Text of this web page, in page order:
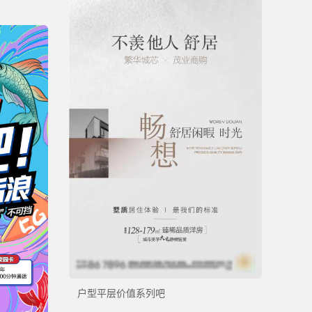
户型平层价值系列吧